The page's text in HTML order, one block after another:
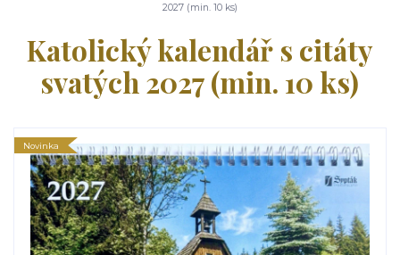
2027 (min. 10 ks)
Katolický kalendář s citáty
svatých 2027 (min. 10 ks)
Novinka